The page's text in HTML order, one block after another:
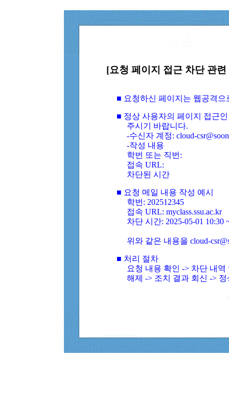
[요청 페이지 접근 차단 관
■ 요청하신 페이지는 웹공격
■ 정상 사용자의 페이지 접근
주시기 바랍니다.
-수신자 계정: cloud-
-작성 내용
학번 또는 직번:
접속 URL:
차단된 시간
■ 요청 메일 내용 작성 예시
학번: 202512345
접속 URL: myclass.ssu.ac.kr
차단 시간: 2025-05-01 10:30
위와 같은 내용을 cloud-
■ 처리 절차
요청 내용 확인 -> 차단 내
해제 -> 조치 결과 회신 ->